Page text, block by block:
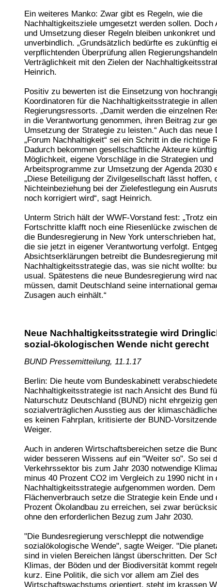
Ein weiteres Manko: Zwar gibt es Regeln, wie die
Nachhaltigkeitsziele umgesetzt werden sollen. Doch
und Umsetzung dieser Regeln bleiben unkonkret und
unverbindlich. „Grundsätzlich bedürfte es zukünftig
verpflichtenden Überprüfung allen
Verträglichkeit mit den Zielen der
Heinrich.
Positiv zu bewerten ist die Einsetzung von
Koordinatoren für die Nachhaltigkeitsstrategie in allen
Regierungsressorts. „Damit werden die einzelnen
in die Verantwortung genommen, ihren Beitrag zur
Umsetzung der Strategie zu leisten.“ Auch das neue
„Forum Nachhaltigkeit“ sei ein Schritt in die richtige
Dadurch bekommen gesellschaftliche Akteure
Möglichkeit, eigene Vorschläge in die Strategien und
Arbeitsprogramme zur Umsetzung der Agenda 2030
„Diese Beteiligung der Zivilgesellschaft lässt hoffen,
Nichteinbeziehung bei der Zielefestlegung ein
noch korrigiert wird“, sagt Heinrich.
Unterm Strich hält der WWF-Vorstand fest: „Trotz
Fortschritte klafft noch eine Riesenlücke zwischen
die Bundesregierung in New York unterschrieben
die sie jetzt in eigener Verantwortung verfolgt.
Absichtserklärungen betreibt die Bundesregierung
Nachhaltigkeitsstrategie das, was sie nicht wollte:
usual. Spätestens die neue Bundesregierung wird
müssen, damit Deutschland seine international
Zusagen auch einhält.“
Neue Nachhaltigkeitsstrategie wird
sozial-ökologischen Wende nicht gerecht
BUND Pressemitteilung, 11.1.17
Berlin: Die heute vom Bundeskabinett
Nachhaltigkeitsstrategie ist nach Ansicht des Bund
Naturschutz Deutschland (BUND) nicht ehrgeizig
sozialver­träglichen Ausstieg aus der
es keinen Fahrplan, kritisierte der BUND-
Weiger.
Auch in anderen Wirtschaftsbereichen setze die
wider besseren Wissens auf ein "Weiter so". So sei
Verkehrssektor bis zum Jahr 2030 notwendige
minus 40 Prozent CO2 im Vergleich zu 1990 nicht in
Nachhaltigkeitsstrategie aufgenommen worden.
Flächenverbrauch setze die Strategie kein Ende und
Prozent Ökolandbau zu erreichen, sei zwar
ohne den erforderlichen Bezug zum Jahr 2030.
"Die Bundesregierung verschleppt die notwendige
sozialökologische Wende", sagte Weiger. "Die
sind in vielen Bereichen längst überschritten. Der
Klimas, der Böden und der Biodiversität kommt
kurz. Eine Politik, die sich vor allem am Ziel des
Wirtschaftswachstums orientiert, steht im krassen